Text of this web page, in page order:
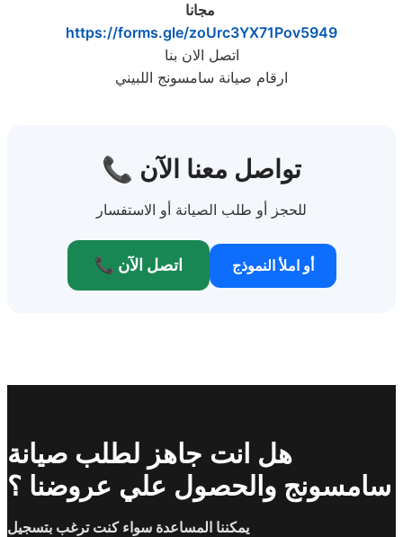
مجانا
https://forms.gle/zoUrc3YX71Pov5949
اتصل الان بنا
ارقام صيانة سامسونج اللبيني
📞 تواصل معنا الآن
للحجز أو طلب الصيانة أو الاستفسار
📞 اتصل الآن أو املأ النموذج
هل انت جاهز لطلب صيانة
سامسونج والحصول علي عروضنا ؟
يمكننا المساعدة سواء كنت ترغب بتسجيل